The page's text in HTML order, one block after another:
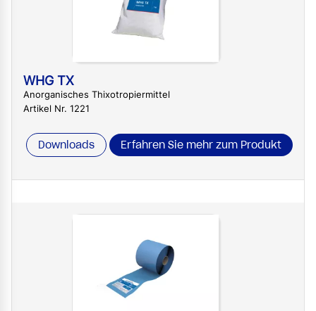
WHG TX
Anorganisches Thixotropiermittel
Artikel Nr. 1221
Downloads Erfahren Sie mehr zum Produkt